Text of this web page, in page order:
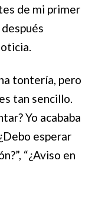
de mi primer
tontería, pero
tan sencillo.
Yo acababa
esperar
“¿Aviso en